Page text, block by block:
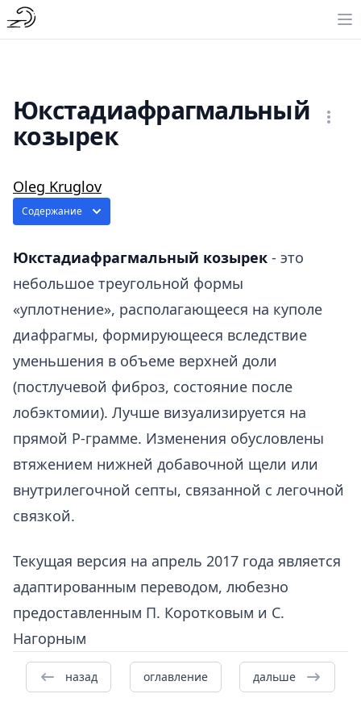
Юкстадиафрагмальный
козырек
Oleg Kruglov
Содержание
Юкстадиафрагмальный козырек - это
небольшое треугольной формы
«уплотнение», располагающееся на куполе
диафрагмы, формирующееся вследствие
уменьшения в объеме верхней доли
(постлучевой фиброз, состояние после
лобэктомии). Лучше визуализируется на
прямой Р-грамме. Изменения обусловлены
втяжением нижней добавочной щели или
внутрилегочной септы, связанной с легочной
связкой.
Текущая версия на апрель 2017 года является
адаптированным переводом, любезно
предоставленным П. Коротковым и С.
Нагорным
назад оглавление дальше